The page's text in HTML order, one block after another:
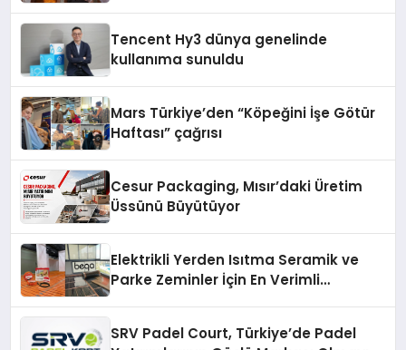
Tencent Hy3 dünya genelinde
kullanıma sunuldu
Mars Türkiye’den “Köpeğini İşe Götür
Haftası” çağrısı
Cesur Packaging, Mısır’daki Üretim
Üssünü Büyütüyor
Elektrikli Yerden Isıtma Seramik ve
Parke Zeminler İçin En Verimli
SRV Padel Court, Türkiye’de Padel